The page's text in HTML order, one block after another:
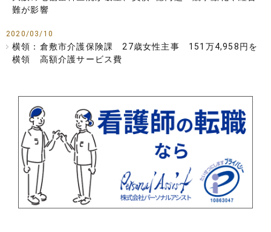
難が影響
2020/03/10
横領：倉敷市介護保険課 27歳女性主事 151万4,958円を
横領 高額介護サービス費